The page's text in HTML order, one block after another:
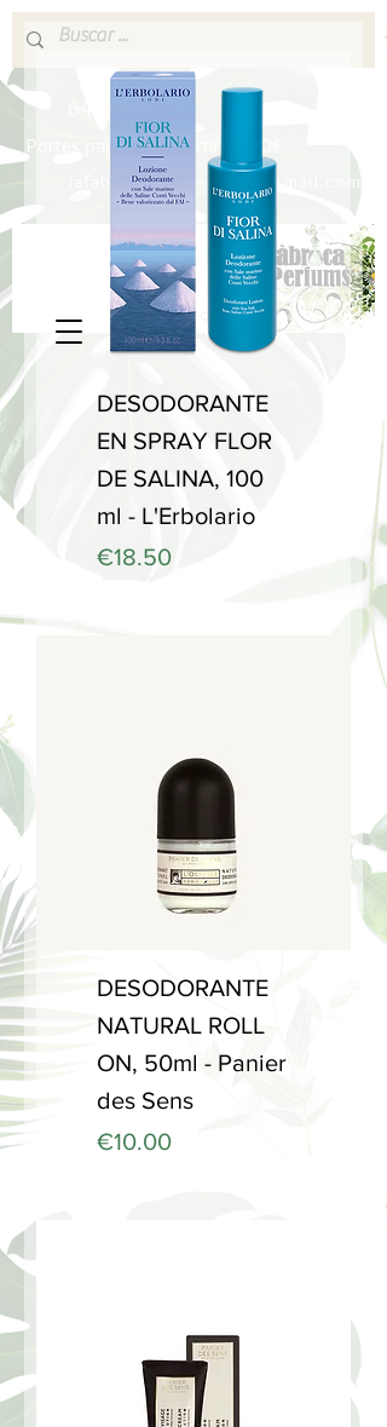
640 377 187
Portes pagados a partir de 80€
lafabricadelsperfums@gmail.com
DESODORANTE
EN SPRAY FLOR
DE SALINA, 100
ml - L'Erbolario
Price
€18.50
DESODORANTE
NATURAL ROLL
ON, 50ml - Panier
des Sens
Price
€10.00